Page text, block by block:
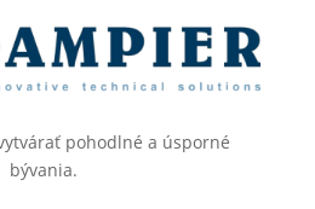
pohodlné a úsporné
bývania.